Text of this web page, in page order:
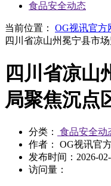
食品安全动态
当前位置： OG视讯官方
四川省凉山州冕宁县市
四川省凉山
局聚焦沉点
分类：
食品安全动
作者： OG视讯官
发布时间： 2026-
访问量：